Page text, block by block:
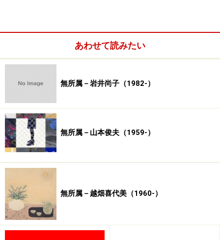
あわせて読みたい
無所属－岩井尚子（1982-）
無所属－山本俊夫（1959-）
無所属－越畑喜代美（1960-）